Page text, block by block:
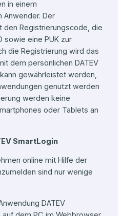
in einem
Anwender. Der
den Registrierungscode, die
sowie eine PUK zur
die Registrierung wird das
dem persönlichen DATEV
gewährleistet werden,
genutzt werden
werden keine
oder Tablets an
SmartLogin
online mit Hilfe der
sind nur wenige
DATEV